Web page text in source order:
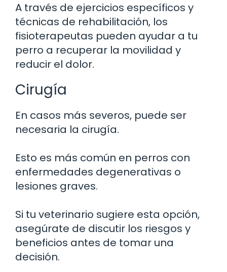
A través de ejercicios específicos y
técnicas de rehabilitación, los
fisioterapeutas pueden ayudar a tu
perro a recuperar la movilidad y
reducir el dolor.
Cirugía
En casos más severos, puede ser
necesaria la cirugía.
Esto es más común en perros con
enfermedades degenerativas o
lesiones graves.
Si tu veterinario sugiere esta opción,
asegúrate de discutir los riesgos y
beneficios antes de tomar una
decisión.